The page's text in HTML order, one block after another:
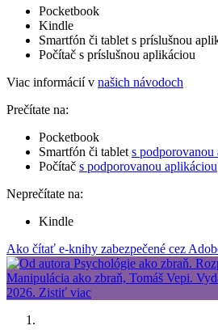
Pocketbook
Kindle
Smartfón či tablet s príslušnou
Počítač s príslušnou aplikáciou
Viac informácií v našich návodoch
Prečítate na:
Pocketbook
Smartfón či tablet s podporovanou
Počítač s podporovanou aplikáciou
Neprečítate na:
Kindle
Ako čítať e-knihy zabezpečené cez